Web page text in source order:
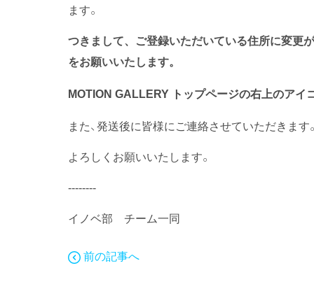
ます。
つきまして、ご登録いただいている住所に変更
をお願いいたします。
MOTION GALLERY トップページの右上のアイ
また、発送後に皆様にご連絡させていただきま
よろしくお願いいたします。
--------
イノベ部 チーム一同
前の記事へ